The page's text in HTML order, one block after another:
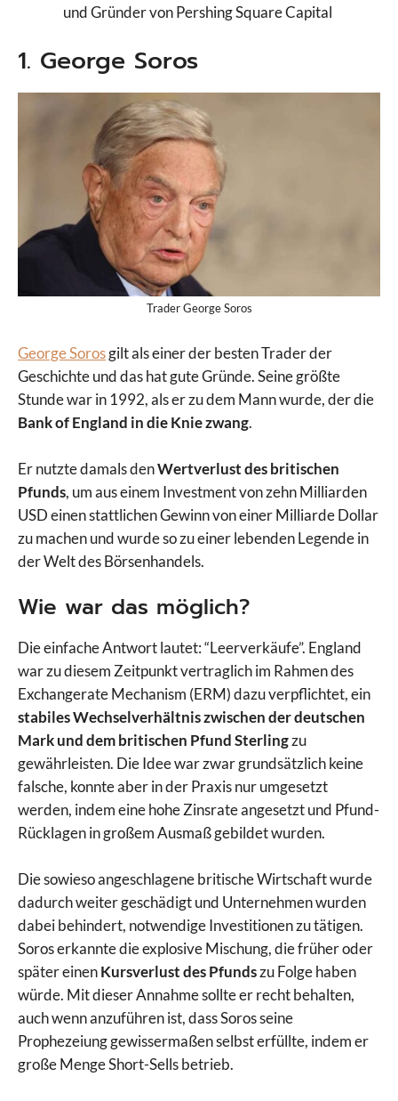
und Gründer von Pershing Square Capital
1. George Soros
Trader George Soros
George Sorosgilt als einer der besten Trader der
Geschichte und das hat gute Gründe. Seine größte
Stunde war in 1992, als er zu dem Mann wurde, der die
Bank of England in die Knie zwang.
Er nutzte damals denWertverlust des britischen
Pfunds, um aus einem Investment von zehn Milliarden
USD einen stattlichen Gewinn von einer Milliarde Dollar
zu machen und wurde so zu einer lebenden Legende in
der Welt des Börsenhandels.
Wie war das möglich?
Die einfache Antwort lautet: “Leerverkäufe”. England
war zu diesem Zeitpunkt vertraglich im Rahmen des
Exchangerate Mechanism (ERM) dazu verpflichtet, ein
stabiles Wechselverhältnis zwischen der deutschen
Mark und dem britischen Pfund Sterlingzu
gewährleisten. Die Idee war zwar grundsätzlich keine
falsche, konnte aber in der Praxis nur umgesetzt
werden, indem eine hohe Zinsrate angesetzt und Pfund-
Rücklagen in großem Ausmaß gebildet wurden.
Die sowieso angeschlagene britische Wirtschaft wurde
dadurch weiter geschädigt und Unternehmen wurden
dabei behindert, notwendige Investitionen zu tätigen.
Soros erkannte die explosive Mischung, die früher oder
später einenKursverlust des Pfundszu Folge haben
würde. Mit dieser Annahme sollte er recht behalten,
auch wenn anzuführen ist, dass Soros seine
Prophezeiung gewissermaßen selbst erfüllte, indem er
große Menge Short-Sells betrieb.